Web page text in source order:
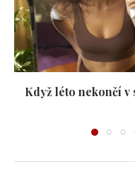
Když léto nekončí v